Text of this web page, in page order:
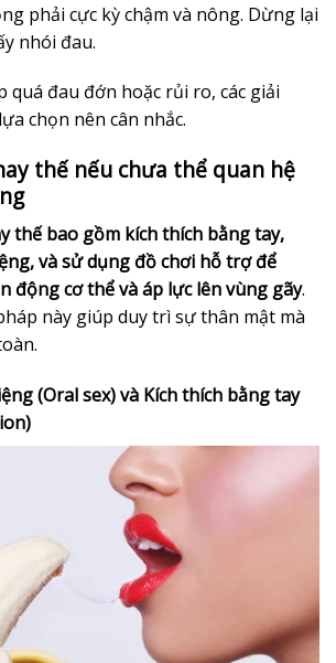
phải cực kỳ chậm và nông. Dừng lại
nhói đau.
quá đau đớn hoặc rủi ro, các giải
chọn nên cân nhắc.
thế nếu chưa thể quan hệ
thế bao gồm kích thích bằng tay,
và sử dụng đồ chơi hỗ trợ để
động cơ thể và áp lực lên vùng gãy.
này giúp duy trì sự thân mật mà
(Oral sex) và Kích thích bằng tay